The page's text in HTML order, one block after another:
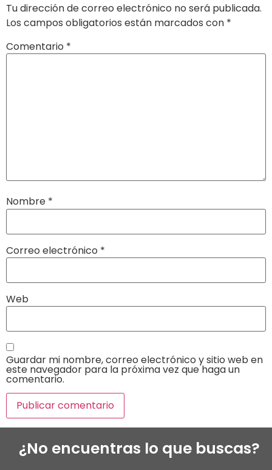
Tu dirección de correo electrónico no será publicada.
Los campos obligatorios están marcados con *
Comentario *
Nombre *
Correo electrónico *
Web
Guardar mi nombre, correo electrónico y sitio web en
este navegador para la próxima vez que haga un
comentario.
¿No encuentras lo que buscas?